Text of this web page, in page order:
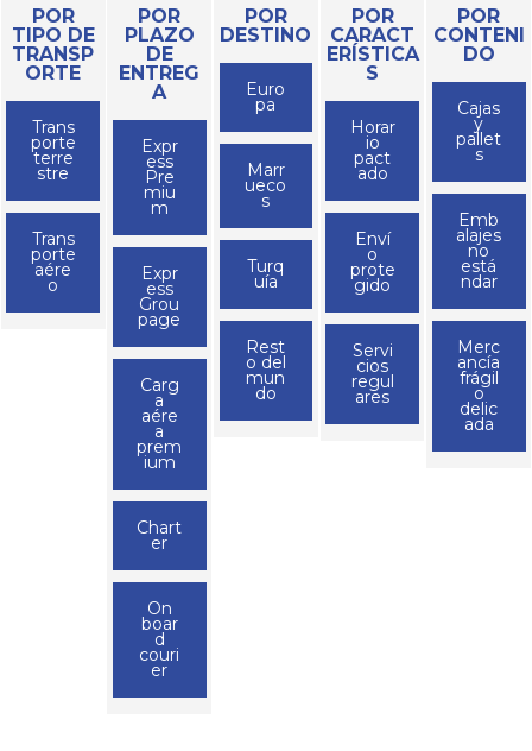
POR
TIPO DE
TRANSP
ORTE
Trans
porte
terre
stre
Trans
porte
aére
o
POR
PLAZO
DE
ENTREG
A
Expr
ess
Pre
miu
m
Expr
ess
Grou
page
Carg
a
aére
a
prem
ium
Chart
er
On
boar
d
couri
er
POR
DESTINO
Euro
pa
Marr
ueco
s
Turq
uía
Rest
o del
mun
do
POR
CARACT
ERÍSTICA
S
Horar
io
pact
ado
Enví
o
prote
gido
Servi
cios
regul
ares
POR
CONTENI
DO
Cajas
y
pallet
s
Emb
alajes
no
está
ndar
Merc
ancía
frágil
o
delic
ada